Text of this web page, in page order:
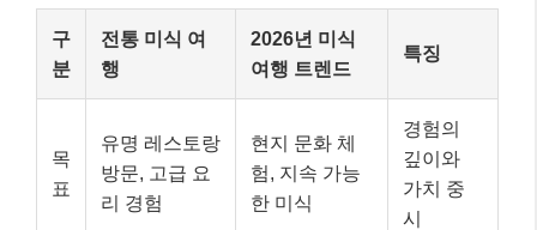
구
분
전통 미식 여
행
2026년 미식
여행 트렌드
특징
목
표
유명 레스토랑
방문, 고급 요
리 경험
현지 문화 체
험, 지속 가능
한 미식
경험의
깊이와
가치 중
시